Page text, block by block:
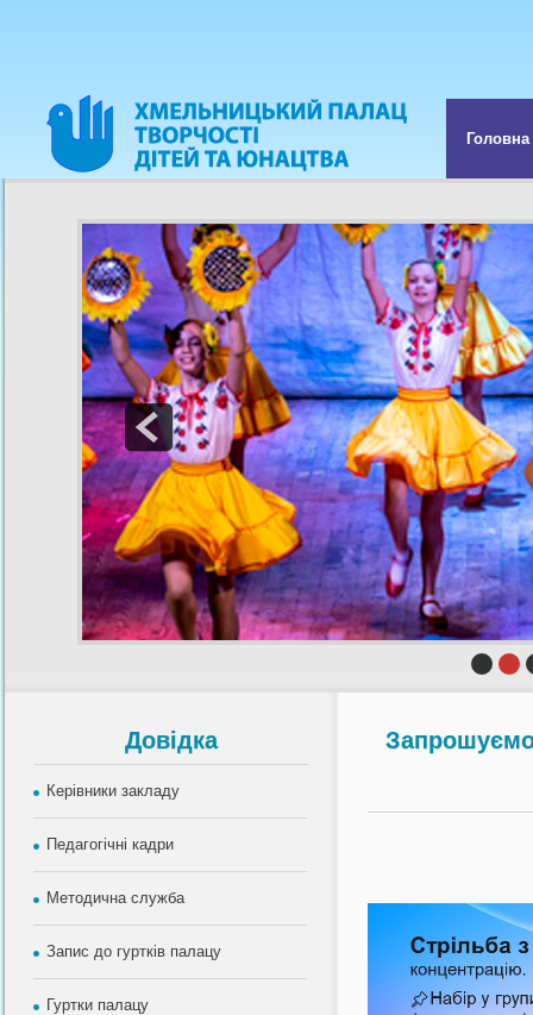
Головна
Довiдка
Керівники закладу
Педагогічні кадри
Методична служба
Запис до гуртків палацу
Гуртки палацу
Запрошуємо